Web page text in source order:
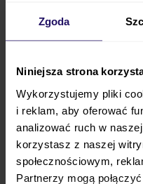
Zgoda
Niniejsza strona
Wykorzystujemy pliki
i reklam, aby oferować
analizować ruch w
korzystasz z naszej
społecznościowym,
Partnerzy mogą
AdamexQuantum
spacerowy jest
którzy poszukują
który
sprawdzi się w
dodatkowymi